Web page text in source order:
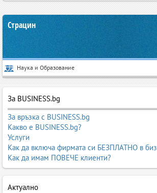
Страцин
Наука и Образование
За BUSINESS.bg
За връзка с BUSINESS.bg
Какво е BUSINESS.bg?
Услуги
Как да включа фирмата си БЕЗПЛАТНО в
Как да имам ПОВЕЧЕ клиенти?
Актуално